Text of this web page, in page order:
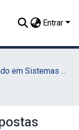
Entrar
Bacharelado em Sistemas de Informação (Sede)